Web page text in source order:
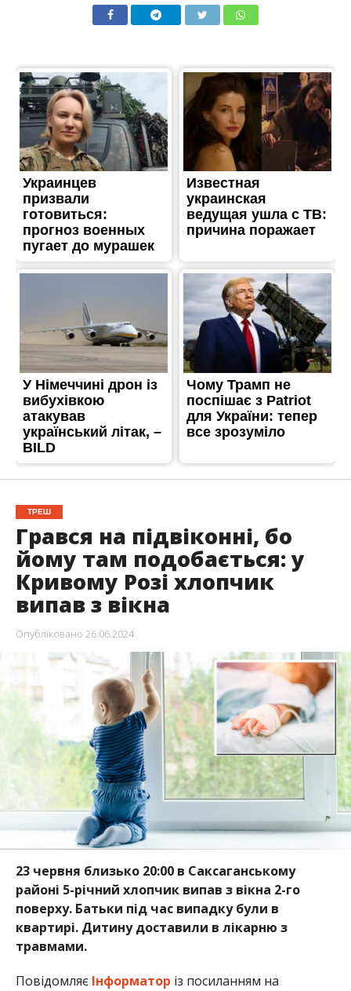
ТРЕШ
Грався на підвіконні, бо
йому там подобається: у
Кривому Розі хлопчик
випав з вікна
Опубліковано 26.06.2024
23 червня близько 20:00 в Саксаганському
районі 5-річний хлопчик випав з вікна 2-го
поверху. Батьки під час випадку були в
квартирі. Дитину доставили в лікарню з
травмами.
Повідомляє Інформатор із посиланням на